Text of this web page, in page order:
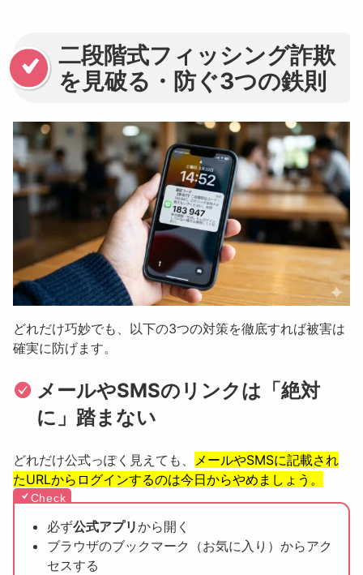
二段階式フィッシング詐欺
を見破る・防ぐ3つの鉄則
どれだけ巧妙でも、以下の3つの対策を徹底すれば被害は
確実に防げます。
メールやSMSのリンクは「絶対
に」踏まない
どれだけ公式っぽく見えても、 メールやSMSに記載され
たURLからログインするのは今日からやめましょう。
必ず公式アプリから開く
ブラウザのブックマーク（お気に入り）からアク
セスする